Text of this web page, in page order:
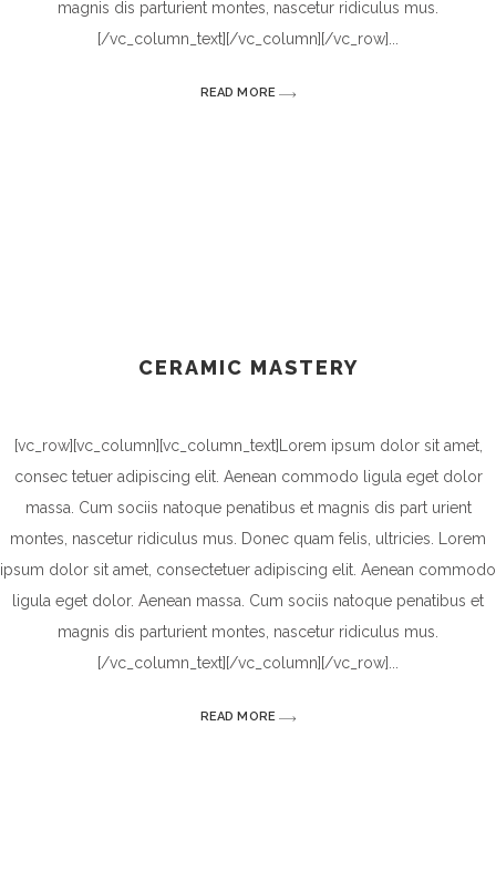
magnis dis parturient montes, nascetur ridiculus mus.
[/vc_column_text][/vc_column][/vc_row]
READ MORE
CERAMIC MASTERY
[vc_row][vc_column][vc_column_text]Lorem ipsum dolor sit amet,
consec tetuer adipiscing elit. Aenean commodo ligula eget dolor
massa. Cum sociis natoque penatibus et magnis dis part urient
montes, nascetur ridiculus mus. Donec quam felis, ultricies. Lorem
ipsum dolor sit amet, consectetuer adipiscing elit. Aenean commodo
ligula eget dolor. Aenean massa. Cum sociis natoque penatibus et
magnis dis parturient montes, nascetur ridiculus mus.
[/vc_column_text][/vc_column][/vc_row]
READ MORE